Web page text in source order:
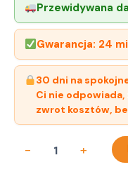
Przewidywana
Gwarancja: 24
30 dni na
Ci nie odpowiada,
zwrot kosztów,
- +